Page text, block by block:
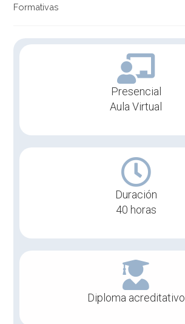
Formativas
Presencial
Aula Virtual
Duración
40 horas
Diploma acreditativo